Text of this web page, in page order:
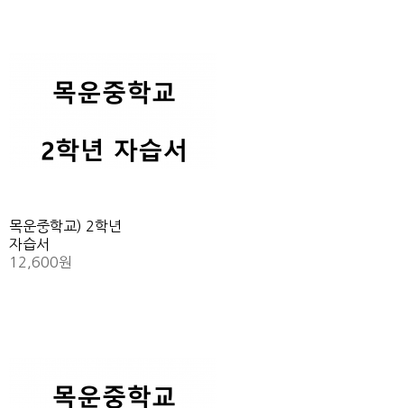
목운중학교) 2학년
자습서
12,600원